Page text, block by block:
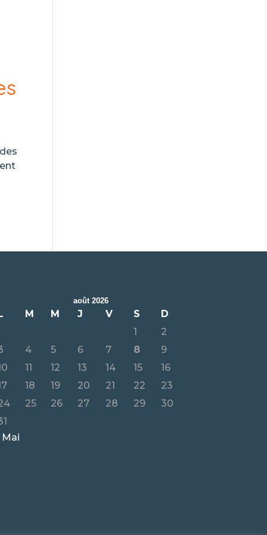
août 2026
M M J V S
D
1
2
4 5 6 7 8
9
11 12 13 14 15
16
18 19 20 21 22
23
25 26 27 28 29
30
Mai